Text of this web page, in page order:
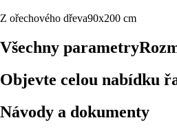
Z ořechového dřeva90x200 cm
Všechny parametry
Objevte celou nabídku
Návody a dokumenty